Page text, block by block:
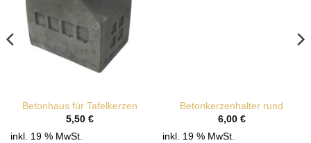
Betonhaus für Tafelkerzen
5,50 €
inkl. 19 % MwSt.
Betonkerzenhalter rund
6,00 €
inkl. 19 % MwSt.